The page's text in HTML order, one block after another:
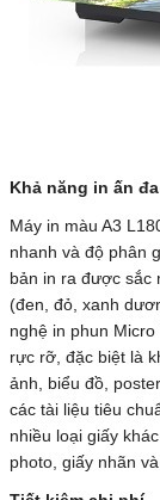
Khả năng in ấn
Máy in màu A3
nhanh và độ phân
bản in ra được sắc
(đen, đỏ, xanh
nghệ in phun
rực rỡ, đặc biệt là
ảnh, biểu đồ,
các tài liệu tiêu
nhiều loại giấy
photo, giấy nhãn